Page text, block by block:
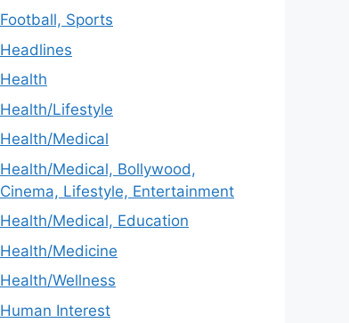
Football, Sports
Headlines
Health
Health/Lifestyle
Health/Medical
Health/Medical, Bollywood,
Cinema, Lifestyle, Entertainment
Health/Medical, Education
Health/Medicine
Health/Wellness
Human Interest